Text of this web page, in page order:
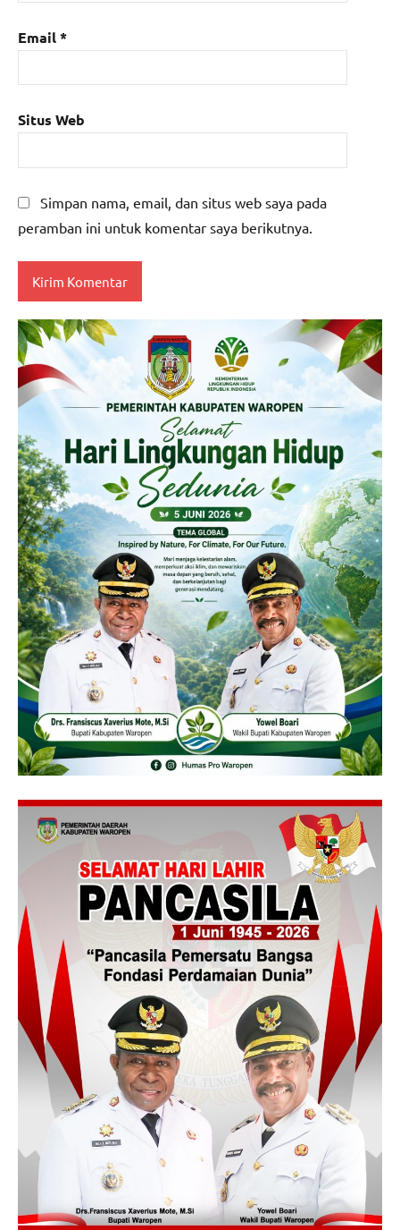
Email*
Situs Web
Simpan nama, email, dan situs web saya pada
peramban ini untuk komentar saya berikutnya.